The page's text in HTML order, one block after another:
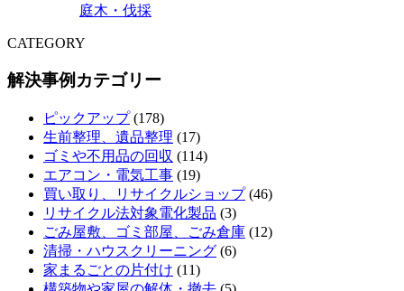
庭木・伐採
CATEGORY
解決事例カテゴリー
ピックアップ(178)
生前整理、遺品整理 (17)
ゴミや不用品の回収 (114)
エアコン・電気工事 (19)
買い取り、リサイクルショップ(46)
リサイクル法対象電化製品 (3)
ごみ屋敷、ゴミ部屋、ごみ倉庫 (12)
清掃・ハウスクリーニング (6)
家まるごとの片付け (11)